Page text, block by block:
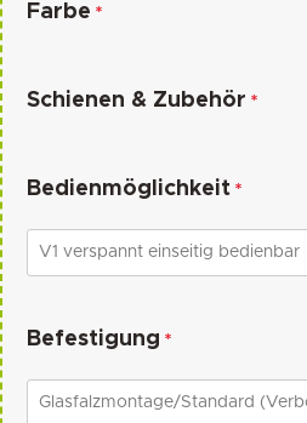
Farbe *
Schienen & Zubehör *
Bedienmöglichkeit *
Befestigung *